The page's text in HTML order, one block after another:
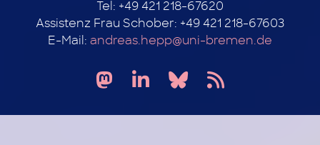
Tel: +49 421 218-67620
Assistenz Frau Schober: +49 421 218-67603
E-Mail: andreas.hepp@uni-bremen.de